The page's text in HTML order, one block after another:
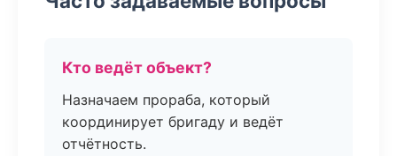
Кто ведёт объект?
Назначаем прораба, который
координирует бригаду и ведёт
отчётность.